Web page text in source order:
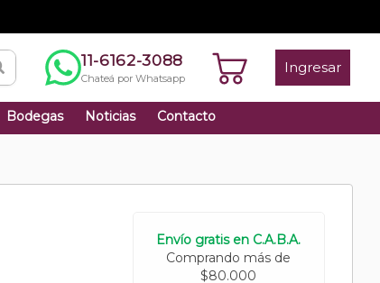
11-6162-3088
Chateá por Whatsapp
Ingresar
Bodegas Noticias Contacto
Envío gratis en C.A.B.A.
Comprando más de
$80.000